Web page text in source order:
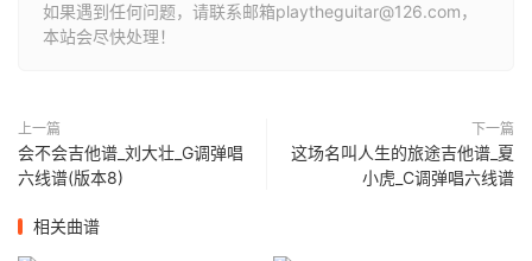
如果遇到任何问题，请联系邮箱playtheguitar@126.com，
本站会尽快处理！
上一篇
会不会吉他谱_刘大壮_G调弹唱
六线谱(版本8)
下一篇
这场名叫人生的旅途吉他谱_夏
小虎_C调弹唱六线谱
相关曲谱